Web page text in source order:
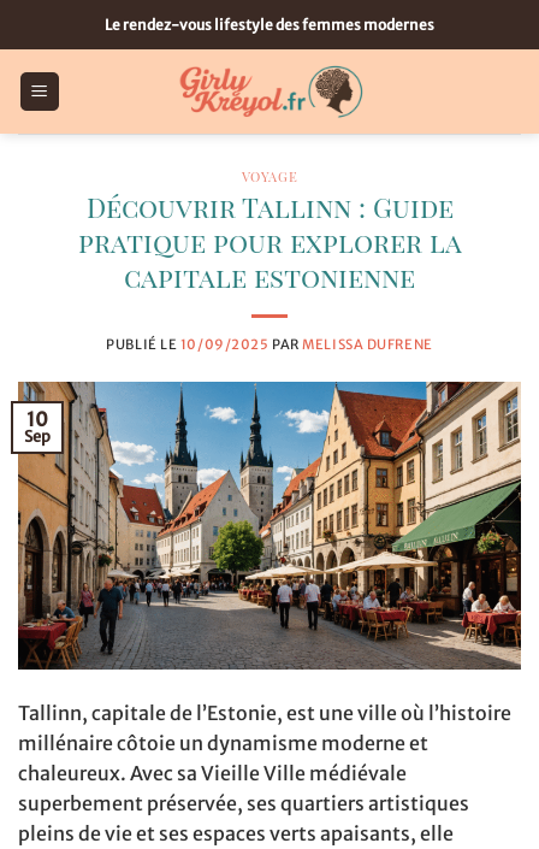
au
contenu
Le rendez-vous lifestyle des femmes modernes
VOYAGE
Découvrir Tallinn : Guide
pratique pour explorer la
capitale estonienne
PUBLIÉ LE 10/09/2025 PARMELISSA DUFRENE
10
Sep
Tallinn, capitale de l’Estonie, est une ville où l’histoire
millénaire côtoie un dynamisme moderne et
chaleureux. Avec sa Vieille Ville médiévale
superbement préservée, ses quartiers artistiques
pleins de vie et ses espaces verts apaisants, elle